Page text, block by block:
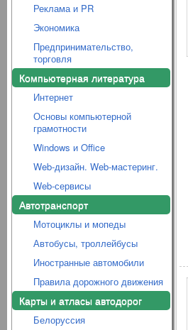
Реклама и PR
Экономика
Предпринимательство,
торговля
Компьютерная литература
Интернет
Основы компьютерной
грамотности
Windows и Office
Web-дизайн. Web-мастеринг.
Web-сервисы
Автотранспорт
Мотоциклы и мопеды
Автобусы, троллейбусы
Иностранные автомобили
Правила дорожного движения
Карты и атласы автодорог
Белоруссия